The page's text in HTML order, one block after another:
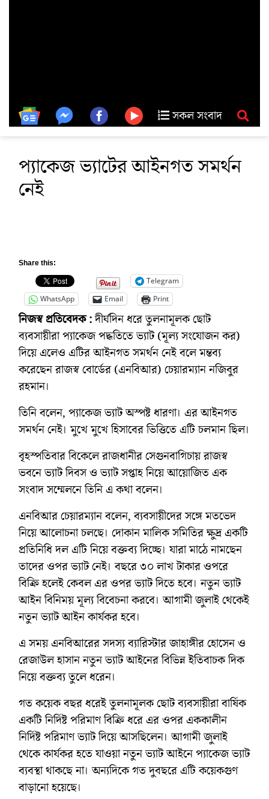
সকল সংবাদ
প্যাকেজ ভ্যাটের আইনগত সমর্থন
নেই
Share this:
Telegram
WhatsApp
Email Print
নিজস্ব প্রতিবেদক :দীর্ঘদিন ধরে তুলনামূলক ছোট
ব্যবসায়ীরা প্যাকেজ পদ্ধতিতে ভ্যাট (মূল্য সংযোজন কর)
দিয়ে এলেও এটির আইনগত সমর্থন নেই বলে মন্তব্য
করেছেন রাজস্ব বোর্ডের (এনবিআর) চেয়ারম্যান নজিবুর
রহমান।
তিনি বলেন, প্যাকেজ ভ্যাট অস্পষ্ট ধারণা। এর আইনগত
সমর্থন নেই। মুখে মুখে হিসাবের ভিত্তিতে এটি চলমান ছিল।
বৃহস্পতিবার বিকেলে রাজধানীর সেগুনবাগিচায় রাজস্ব
ভবনে ভ্যাট দিবস ও ভ্যাট সপ্তাহ নিয়ে আয়োজিত এক
সংবাদ সম্মেলনে তিনি এ কথা বলেন।
এনবিআর চেয়ারম্যান বলেন, ব্যবসায়ীদের সঙ্গে মতভেদ
নিয়ে আলোচনা চলছে। দোকান মালিক সমিতির ক্ষুদ্র একটি
প্রতিনিধি দল এটি নিয়ে বক্তব্য দিচ্ছে। যারা মাঠে নামছেন
তাদের ওপর ভ্যাট নেই। বছরে ৩০ লাখ টাকার ওপরে
বিক্রি হলেই কেবল এর ওপর ভ্যাট দিতে হবে। নতুন ভ্যাট
আইন বিনিময় মূল্য বিবেচনা করবে। আগামী জুলাই থেকেই
নতুন ভ্যাট আইন কার্যকর হবে।
এ সময় এনবিআরের সদস্য ব্যারিস্টার জাহাঙ্গীর হোসেন ও
রেজাউল হাসান নতুন ভ্যাট আইনের বিভিন্ন ইতিবাচক দিক
নিয়ে বক্তব্য তুলে ধরেন।
গত কয়েক বছর ধরেই তুলনামূলক ছোট ব্যবসায়ীরা বার্ষিক
একটি নির্দিষ্ট পরিমাণ বিক্রি ধরে এর ওপর এককালীন
নির্দিষ্ট পরিমাণ ভ্যাট দিয়ে আসছিলেন। আগামী জুলাই
থেকে কার্যকর হতে যাওয়া নতুন ভ্যাট আইনে প্যাকেজ ভ্যাট
ব্যবস্থা থাকছে না। অন্যদিকে গত দুবছরে এটি কয়েকগুণ
বাড়ানো হয়েছে।